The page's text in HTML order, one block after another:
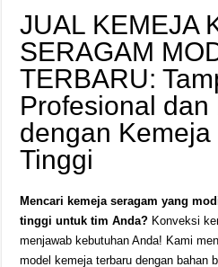
JUAL KEMEJA
SERAGAM
TERBARU:
Profesional dan
dengan
Tinggi
Mencari kemeja seragam yang
tinggi untuk tim Anda? Konveksi
menjawab kebutuhan Anda! Kami
model kemeja terbaru dengan bahan